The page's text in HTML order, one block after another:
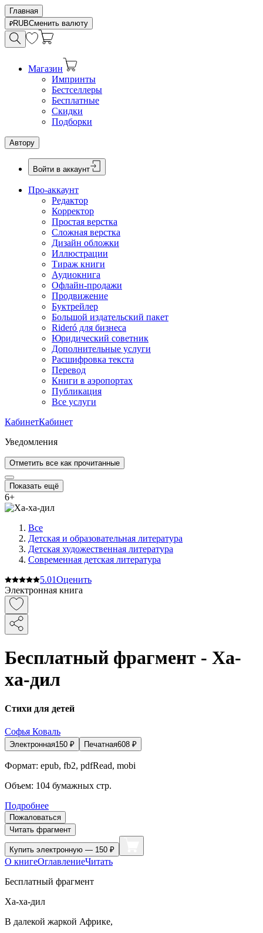
Главная
RUBСменить валюту
Магазин
Импринты
Бестселлеры
Бесплатные
Скидки
Подборки
Автору
Войти в аккаунт
Про-аккаунт
Редактор
Корректор
Простая верстка
Сложная верстка
Дизайн обложки
Иллюстрации
Тираж книги
Аудиокнига
Офлайн-продажи
Продвижение
Буктрейлер
Большой издательский пакет
Rideró для бизнеса
Юридический советник
Дополнительные услуги
Расшифровка текста
Перевод
Книги в аэропортах
Публикация
Все услуги
КабинетКабинет
Уведомления
Отметить все как прочитанные
Показать ещё
6+
Все
Детская и образовательная литература
Детская художественная литература
Современная детская литература
5.01Оценить
Электронная книга
Бесплатный фрагмент - Ха-
ха-дил
Стихи для детей
Софья Коваль
Электронная150 ₽ Печатная608 ₽
Формат: epub, fb2, pdfRead, mobi
Объем: 104 бумажных стр.
Подробнее
Пожаловаться
Читать фрагмент
Купить электронную — 150 ₽
О книгеОглавлениеЧитать
Бесплатный фрагмент
Ха-ха-дил
В далекой жаркой Африке,